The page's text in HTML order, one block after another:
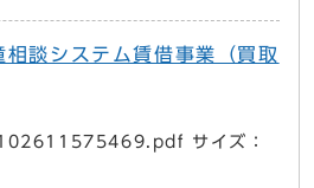
談システム賃借事業（買取
サイズ：